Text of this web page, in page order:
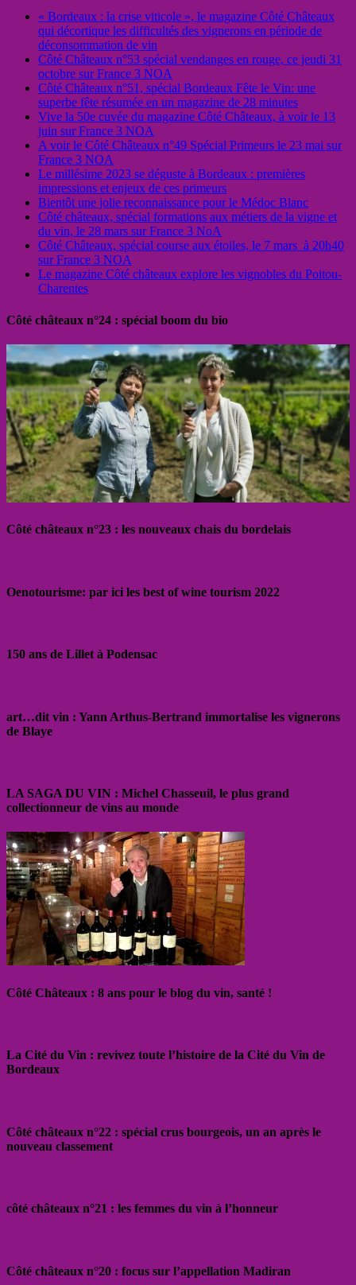
« Bordeaux : la crise viticole », le magazine Côté Châteaux
qui décortique les difficultés des vignerons en période de
déconsommation de vin
Côté Châteaux n°53 spécial vendanges en rouge, ce jeudi 31
octobre sur France 3 NOA
Côté Châteaux n°51, spécial Bordeaux Fête le Vin: une
superbe fête résumée en un magazine de 28 minutes
Vive la 50e cuvée du magazine Côté Châteaux, à voir le 13
juin sur France 3 NOA
A voir le Côté Châteaux n°49 Spécial Primeurs le 23 mai sur
France 3 NOA
Le millésime 2023 se déguste à Bordeaux : premières
impressions et enjeux de ces primeurs
Bientôt une jolie reconnaissance pour le Médoc Blanc
Côté châteaux, spécial formations aux métiers de la vigne et
du vin, le 28 mars sur France 3 NoA
Côté Châteaux, spécial course aux étoiles, le 7 mars à 20h40
sur France 3 NOA
Le magazine Côté châteaux explore les vignobles du Poitou-
Charentes
Côté châteaux n°24 : spécial boom du bio
Côté châteaux n°23 : les nouveaux chais du bordelais
Oenotourisme: par ici les best of wine tourism 2022
150 ans de Lillet à Podensac
art…dit vin : Yann Arthus-Bertrand immortalise les vignerons
de Blaye
LA SAGA DU VIN : Michel Chasseuil, le plus grand
collectionneur de vins au monde
Côté Châteaux : 8 ans pour le blog du vin, santé !
La Cité du Vin : revivez toute l’histoire de la Cité du Vin de
Bordeaux
Côté châteaux n°22 : spécial crus bourgeois, un an après le
nouveau classement
côté châteaux n°21 : les femmes du vin à l’honneur
Côté châteaux n°20 : focus sur l’appellation Madiran